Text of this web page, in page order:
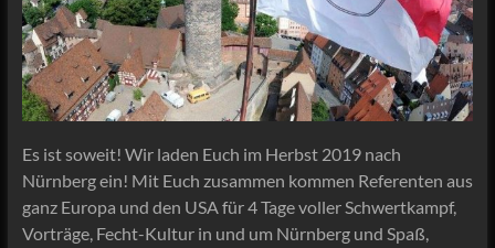
Es ist soweit! Wir laden Euch im Herbst 2019 nach
Nürnberg ein! Mit Euch zusammen kommen Referenten aus
ganz Europa und den USA für 4 Tage voller Schwertkampf,
Vorträge, Fecht-Kultur in und um Nürnberg und Spaß,